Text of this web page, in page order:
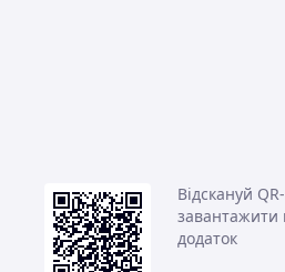
Відскануй
завантажити
додаток